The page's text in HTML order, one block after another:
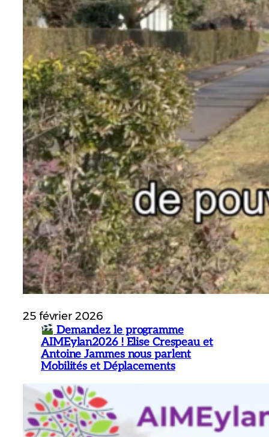
25 février 2026
Demandez le programme
AIMEylan2026 ! Elise Crespeau et
Antoine Jammes nous parlent
Mobilités et Déplacements